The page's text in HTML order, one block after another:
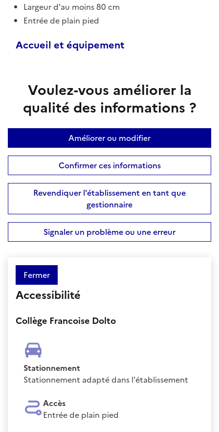
Largeur d'au moins 80 cm
Entrée de plain pied
Accueil et équipement
Voulez-vous améliorer la
qualité des informations ?
Améliorer ou modifier
Confirmer ces informations
Revendiquer l'établissement en tant que
gestionnaire
Signaler un problème ou une erreur
Fermer
Accessibilité
Collège Francoise Dolto
Stationnement
Stationnement adapté dans l'établissement
Accès
Entrée de plain pied